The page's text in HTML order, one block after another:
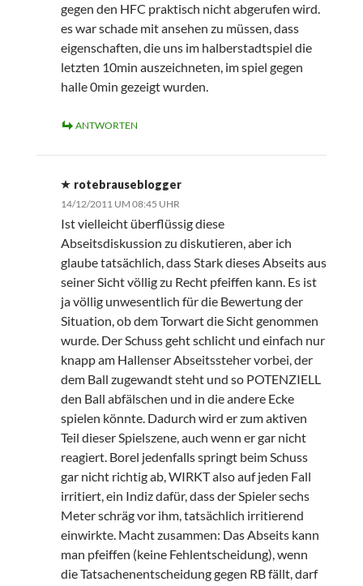
gegen den HFC praktisch nicht abgerufen wird.
es war schade mit ansehen zu müssen, dass
eigenschaften, die uns im halberstadtspiel die
letzten 10min auszeichneten, im spiel gegen
halle 0min gezeigt wurden.
ANTWORTEN
rotebrauseblogger
14/12/2011 UM 08:45 UHR
Ist vielleicht überflüssig diese
Abseitsdiskussion zu diskutieren, aber ich
glaube tatsächlich, dass Stark dieses Abseits aus
seiner Sicht völlig zu Recht pfeiffen kann. Es ist
ja völlig unwesentlich für die Bewertung der
Situation, ob dem Torwart die Sicht genommen
wurde. Der Schuss geht schlicht und einfach nur
knapp am Hallenser Abseitssteher vorbei, der
dem Ball zugewandt steht und so POTENZIELL
den Ball abfälschen und in die andere Ecke
spielen könnte. Dadurch wird er zum aktiven
Teil dieser Spielszene, auch wenn er gar nicht
reagiert. Borel jedenfalls springt beim Schuss
gar nicht richtig ab, WIRKT also auf jeden Fall
irritiert, ein Indiz dafür, dass der Spieler sechs
Meter schräg vor ihm, tatsächlich irritierend
einwirkte. Macht zusammen: Das Abseits kann
man pfeiffen (keine Fehlentscheidung), wenn
die Tatsachenentscheidung gegen RB fällt, darf